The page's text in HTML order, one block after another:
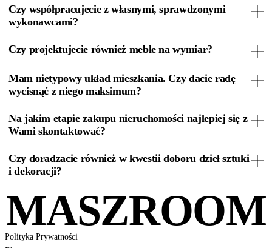
Czy współpracujecie z własnymi, sprawdzonymi
wykonawcami?
Czy projektujecie również meble na wymiar?
Mam nietypowy układ mieszkania. Czy dacie radę
wycisnąć z niego maksimum?
Na jakim etapie zakupu nieruchomości najlepiej się z
Wami skontaktować?
Czy doradzacie również w kwestii doboru dzieł sztuki
i dekoracji?
MASZROOM
Polityka Prywatności